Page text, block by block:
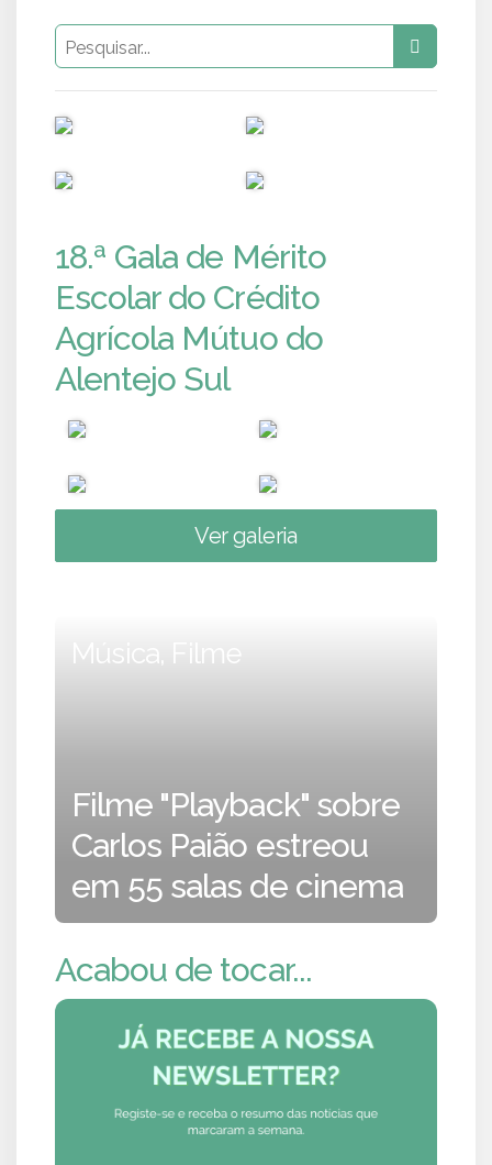
18.ª Gala de Mérito
Escolar do Crédito
Agrícola Mútuo do
Alentejo Sul
Ver galeria
Música, Filme
Filme "Playback" sobre
Carlos Paião estreou
em 55 salas de cinema
Acabou de tocar...